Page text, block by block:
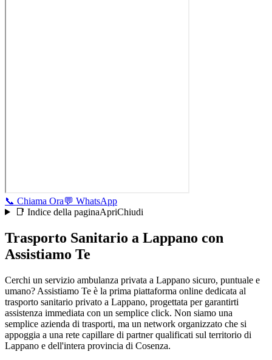
📞 Chiama Ora💬 WhatsApp
📑 Indice della paginaApriChiudi
Trasporto Sanitario a Lappano con
Assistiamo Te
Cerchi un servizio ambulanza privata a Lappano sicuro, puntuale e
umano? Assistiamo Te è la prima piattaforma online dedicata al
trasporto sanitario privato a Lappano, progettata per garantirti
assistenza immediata con un semplice click. Non siamo una
semplice azienda di trasporti, ma un network organizzato che si
appoggia a una rete capillare di partner qualificati sul territorio di
Lappano e dell'intera provincia di Cosenza.